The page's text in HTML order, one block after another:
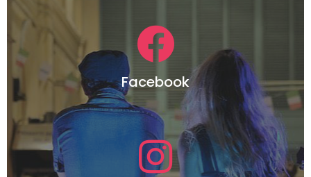
Facebook